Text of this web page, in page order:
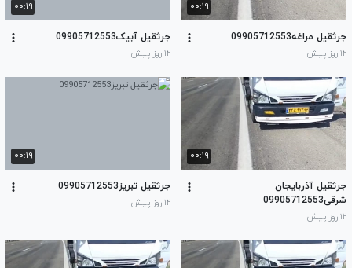
۰۰:۱۹
جرثقیل مراغه09905712553
۱۲ روز پیش
۰۰:۱۹
جرثقیل آبیک09905712553
۱۲ روز پیش
۰۰:۱۹
جرثقیل آذربایجان
شرقی09905712553
۱۲ روز پیش
۰۰:۱۹
جرثقیل تبریز09905712553
۱۲ روز پیش